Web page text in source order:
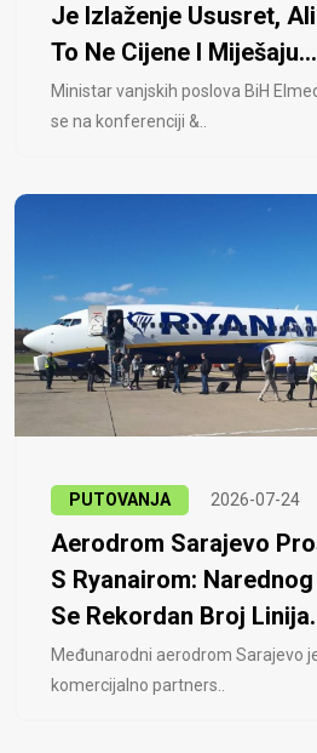
Je Izlaženje Ususret,
To Ne Cijene I Miješaju...
Ministar vanjskih poslova BiH
se na konferenciji &..
PUTOVANJA 2026-07-24
Aerodrom Sarajevo
S Ryanairom:
Se Rekordan Broj
Međunarodni aerodrom Sarajevo
komercijalno partners..